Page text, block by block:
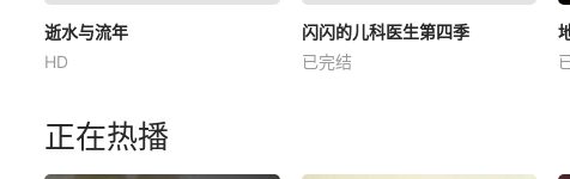
逝水与流年
HD
闪闪的儿科医生第四季
已完结
正在热播